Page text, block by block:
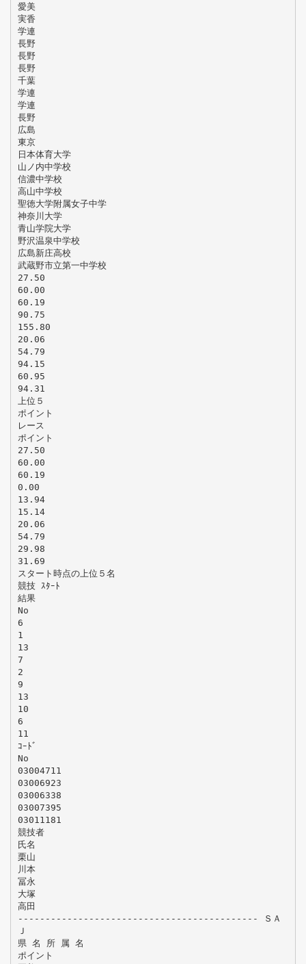
愛美
実香
学連
長野
長野
長野
千葉
学連
学連
長野
広島
東京
日本体育大学
山ノ内中学校
信濃中学校
高山中学校
聖徳大学附属女子中学
神奈川大学
青山学院大学
野沢温泉中学校
広島新庄高校
武蔵野市立第一中学校
27.50
60.00
60.19
90.75
155.80
20.06
54.79
94.15
60.95
94.31
上位５
ポイント
レース
ポイント
27.50
60.00
60.19
0.00
13.94
15.14
20.06
54.79
29.98
31.69
スタート時点の上位５名
競技 ｽﾀｰﾄ
結果
No
6
1
13
7
2
9
13
10
6
11
ｺｰﾄﾞ
No
03004711
03006923
03006338
03007395
03011181
競技者
氏名
栗山
川本
冨永
大塚
高田
-------------------------------------------- ＳＡ
Ｊ
県 名 所 属 名
ポイント